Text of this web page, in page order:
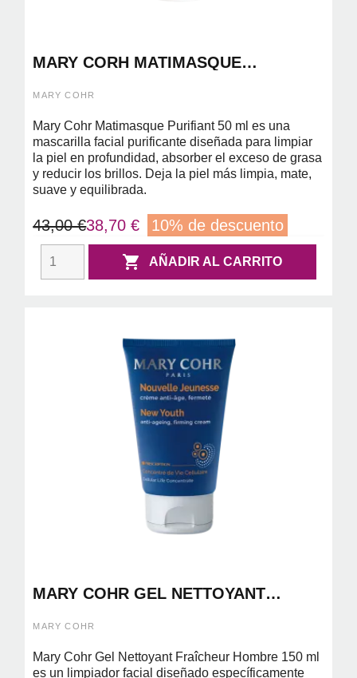
MARY CORH MATIMASQUE
MARY COHR
Mary Cohr Matimasque Purifiant 50 ml es una
mascarilla facial purificante diseñada para limpiar
la piel en profundidad, absorber el exceso de grasa
y reducir los brillos. Deja la piel más limpia, mate,
suave y equilibrada.
43,00 €38,70 € 10% de descuento
 AÑADIR AL CARRITO
MARY COHR GEL NETTOYANT
REFRESCANTE PARA HOMBRES)
MARY COHR
Mary Cohr Gel Nettoyant Fraîcheur Hombre 150 ml
es un limpiador facial diseñado específicamente